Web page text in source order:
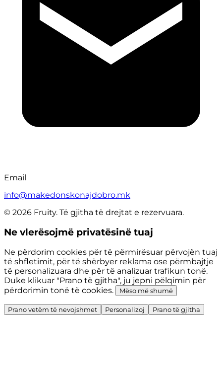
Email
info@makedonskonajdobro.mk
© 2026 Fruity. Të gjitha të drejtat e rezervuara.
Ne vlerësojmë privatësinë tuaj
Ne përdorim cookies për të përmirësuar përvojën tuaj
të shfletimit, për të shërbyer reklama ose përmbajtje
të personalizuara dhe për të analizuar trafikun tonë.
Duke klikuar "Prano të gjitha", ju jepni pëlqimin për
përdorimin tonë të cookies.
Mëso më shumë
Prano vetëm të nevojshmet Personalizoj Prano të gjitha